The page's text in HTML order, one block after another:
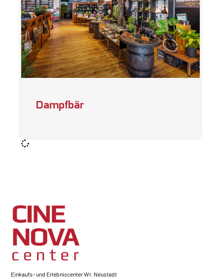
Dampfbär
Einkaufs- und Erlebniscenter Wr. Neustadt